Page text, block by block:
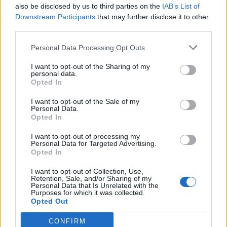
also be disclosed by us to third parties on the IAB’s List of
Downstream Participants that may further disclose it to other
Personal Data Processing Opt Outs
I want to opt-out of the Sharing of my
personal data.
Opted In
I want to opt-out of the Sale of my
Personal Data.
Opted In
I want to opt-out of processing my
Personal Data for Targeted Advertising.
Opted In
I want to opt-out of Collection, Use,
Retention, Sale, and/or Sharing of my
Personal Data that Is Unrelated with the
Purposes for which it was collected.
Opted Out
CONFIRM
διαφορά ότι χρειάστηκε να ανασηκώσουμε λίγο το
πάνω μέρος της συσκευασίας, ώστε να τοποθετηθεί
η σύριγγα, να αφαιρέσουμε 10mL προϊόν και να
συγκολλήσαμε τα πλαϊνά του πάνω μέρους με λίγη
κόλλα σε ένα λεπτό πινέλο.
Για τα προϊόντα τις Nestle και της Coca Cola
ακολουθήθηκε η εξής διαδικασία: ξεκολλήσαμε
ελάχιστα την ετικέτα τους, και στο σημείο της κόλλας
ανοίξαμε με πυρωμένο τσιμπιδάκι πολύ λεπτή τρύπα
ώστε να χωρά ίσα ίσα η μύτη της σύριγγας και να
αφαιρέσουμε 20mL απ' τα προϊόντα,
επανατοποθετώντας 20mL υδροχλωρικού οξέως.
Σφραγίσαμε την τρύπα με ελάχιστη σιλικόνη και
απλά ξανακολήσαμε την ετικέτα. Δεν υπήρξε κάποια